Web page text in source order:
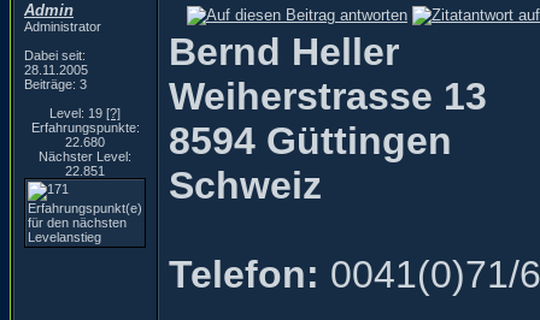
Admin
Administrator
Dabei seit:
28.11.2005
Beiträge: 3
Level: 19 [?]
Erfahrungspunkte:
22.680
Nächster Level:
22.851
Bernd Heller
Weiherstrasse 13
8594 Güttingen
Schweiz
Telefon: 0041(0)71/